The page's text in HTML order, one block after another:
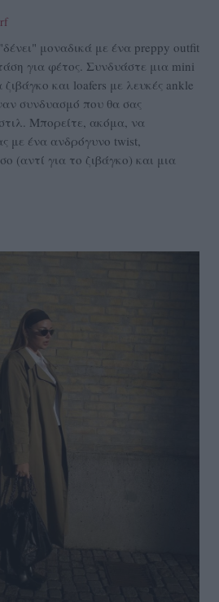
μοναδικά με ένα preppy outfit
για φέτος. Συνδυάστε μια mini
και loafers με λευκές ankle
συνδυασμό που θα σας
Μπορείτε, ακόμα, να
με ένα ανδρόγυνο twist,
(αντί για το ζιβάγκο) και μια